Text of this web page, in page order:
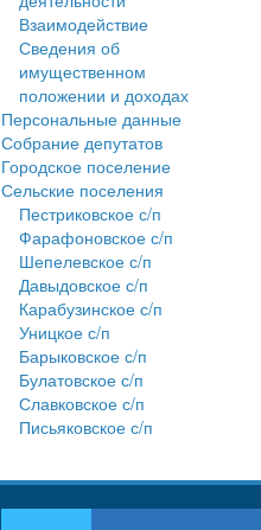
Взаимодействие
Сведения об
имущественном
положении и доходах
Персональные данные
Собрание депутатов
Городское поселение
Сельские поселения
Пестриковское с/п
Фарафоновское с/п
Шепелевское с/п
Давыдовское с/п
Карабузинское с/п
Уницкое с/п
Барыковское с/п
Булатовское с/п
Славковское с/п
Письяковское с/п